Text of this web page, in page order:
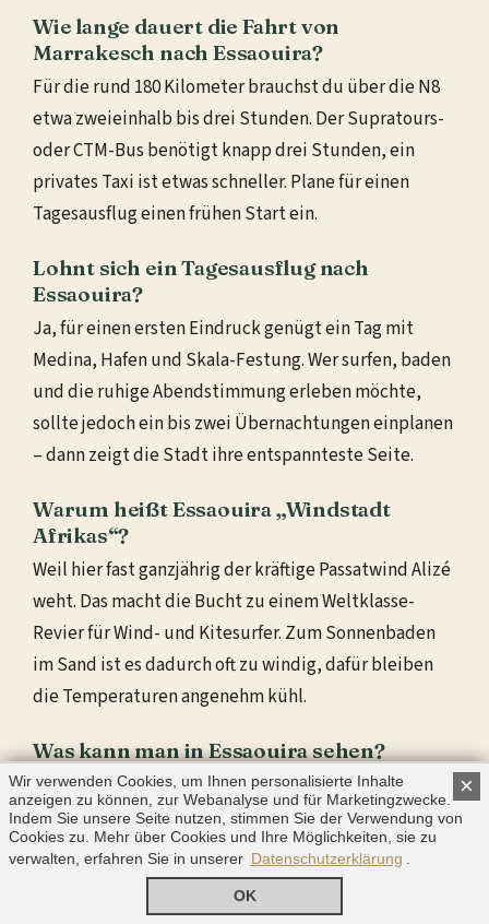
Wie lange dauert die Fahrt von
Marrakesch nach Essaouira?
Für die rund 180 Kilometer brauchst du über die N8
etwa zweieinhalb bis drei Stunden. Der Supratours-
oder CTM-Bus benötigt knapp drei Stunden, ein
privates Taxi ist etwas schneller. Plane für einen
Tagesausflug einen frühen Start ein.
Lohnt sich ein Tagesausflug nach
Essaouira?
Ja, für einen ersten Eindruck genügt ein Tag mit
Medina, Hafen und Skala-Festung. Wer surfen, baden
und die ruhige Abendstimmung erleben möchte,
sollte jedoch ein bis zwei Übernachtungen einplanen
– dann zeigt die Stadt ihre entspannteste Seite.
Warum heißt Essaouira „Windstadt
Afrikas“?
Weil hier fast ganzjährig der kräftige Passatwind Alizé
weht. Das macht die Bucht zu einem Weltklasse-
Revier für Wind- und Kitesurfer. Zum Sonnenbaden
im Sand ist es dadurch oft zu windig, dafür bleiben
die Temperaturen angenehm kühl.
Was kann man in Essaouira sehen?
Die Höhepunkte sind die UNESCO-Medina mit ihren
blauen Fensterläden, die Skala-Festungen mit ihren
Kanonen, der quirlige Fischerhafen mit den blauen
Booten, die Kunsthandwerkswerkstätten für Thuya-
Holz und der lange Stadtstrand zum Surfen und
×
Wir verwenden Cookies, um Ihnen personalisierte Inhalte
anzeigen zu können, zur Webanalyse und für Marketingzwecke.
Indem Sie unsere Seite nutzen, stimmen Sie der Verwendung von
Cookies zu. Mehr über Cookies und Ihre Möglichkeiten, sie zu
verwalten, erfahren Sie in unserer Datenschutzerklärung
OK